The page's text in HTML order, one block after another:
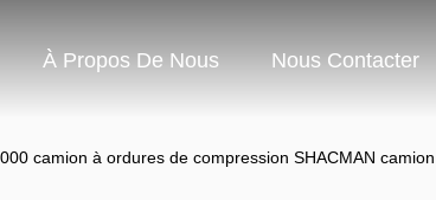
À Propos De Nous Nous Contacter
camion à ordures de compression SHACMAN